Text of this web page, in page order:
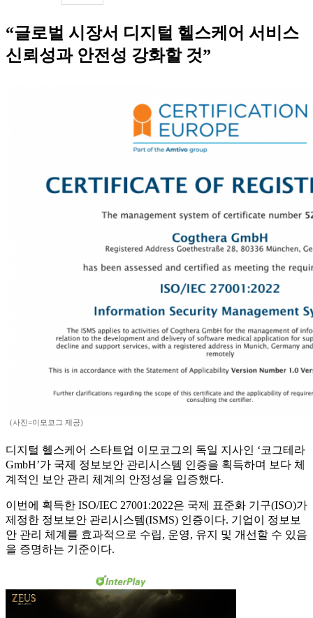
“글로벌 시장서 디지털 헬스케어 서비스
신뢰성과 안전성 강화할 것”
(사진=이모코그 제공)
디지털 헬스케어 스타트업 이모코그의 독일 지사인 ‘코그테라
GmbH’가 국제 정보보안 관리시스템 인증을 획득하며 보다 체
계적인 보안 관리 체계의 안정성을 입증했다.
이번에 획득한 ISO/IEC 27001:2022은 국제 표준화 기구(ISO)가
제정한 정보보안 관리시스템(ISMS) 인증이다. 기업이 정보보
안 관리 체계를 효과적으로 수립, 운영, 유지 및 개선할 수 있음
을 증명하는 기준이다.